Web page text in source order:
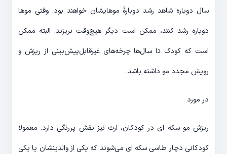
سال دوباره شاهد رشد دوبارۀ موهایشان خواهند بود. وقتی موها
دوباره رشد کنند، ممکن است دیگر هیچ‌وقت نریزند. البته ممکن
است که کودک تا سال‌ها چرخه‌های غیرقابل‌پیش‌بینی از ریزش و
رویش مجدد مو داشته باشد.
در مورد
ریزش مو سکه ای در کودکان، ارث نیز نقش پررنگی دارد. معمولا
کودکانی دچار طاسی سکه ای می‌شوند که یکی از والدینشان یا یکی